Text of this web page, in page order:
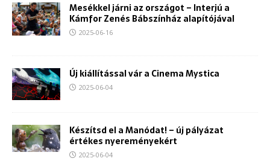
Mesékkel járni az országot – Interjú a
Kámfor Zenés Bábszínház alapítójával
2025-06-16
Új kiállítással vár a Cinema Mystica
2025-06-04
Készítsd el a Manódat! – új pályázat
értékes nyereményekért
2025-06-04